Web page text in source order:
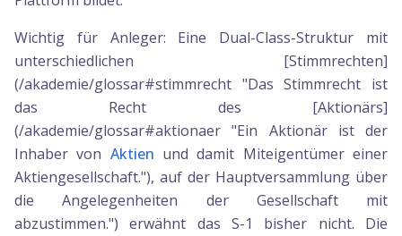
Wichtig für Anleger: Eine Dual-Class-Struktur mit
unterschiedlichen [Stimmrechten]
(/akademie/glossar#stimmrecht "Das Stimmrecht ist
das Recht des [Aktionärs]
(/akademie/glossar#aktionaer "Ein Aktionär ist der
Inhaber von Aktien und damit Miteigentümer einer
Aktiengesellschaft."), auf der Hauptversammlung über
die Angelegenheiten der Gesellschaft mit
abzustimmen.") erwähnt das S-1 bisher nicht. Die